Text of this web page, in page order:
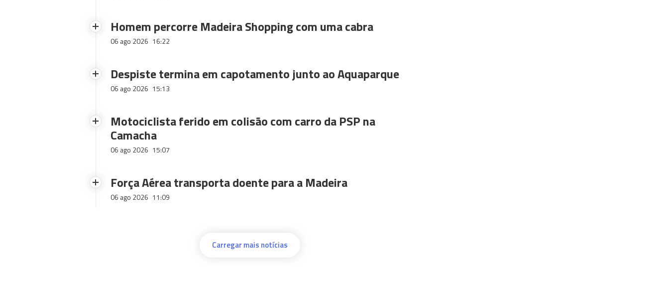
Homem percorre Madeira Shopping com uma cabra
06 ago 2026 16:22
Despiste termina em capotamento junto ao Aquaparque
06 ago 2026 15:13
Motociclista ferido em colisão com carro da PSP na
Camacha
06 ago 2026 15:07
Força Aérea transporta doente para a Madeira
06 ago 2026 11:09
Carregar mais notícias